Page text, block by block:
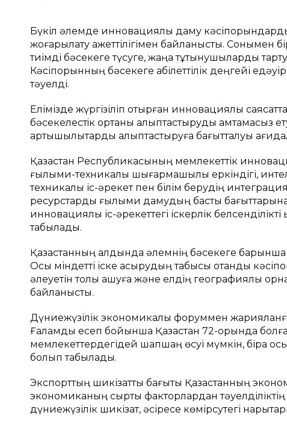
Бүкіл әлемде инновациялық даму кәсіпорындардың
жоғарылату қажеттілігімен байланысты. Сонымен
тиімді бәсекеге түсуге, жаңа тұтынушыларды
Кәсіпорынның бәсекеге қабілеттілік деңгейі
тәуелді.
Елімізде жүргізіліп отырған инновациялық
бәсекелестiк ортаны қалыптастыруды қамтамасыз
артықшылықтарды қалыптастыруға бағытталуы
Қазақстан Республикасының мемлекеттік
ғылыми-техникалық шығармашылық еркіндігі,
техникалық іс-әрекет пен білім берудің
ресурстарды ғылыми дамудың басты
инновациялық іс-әрекеттегі іскерлік
табылады.
Қазақстанның алдында әлемнің бәсекеге барынша
Осы міндетті іске асырудың табысы отандық
әлеуетін толық ашуға және елдің географиялық
байланысты.
Дүниежүзілік экономикалық форуммен
Ғаламдық есеп бойынша Қазақстан 72-орында
мемлекеттердегідей шапшаң өсуі мүмкін, бірақ
болып табылады.
Экспорттың шикізаттық бағыты Қазақстанның
экономиканың сыртқы факторлардан
дүниежүзілік шикізат, әсіресе көмірсутегі